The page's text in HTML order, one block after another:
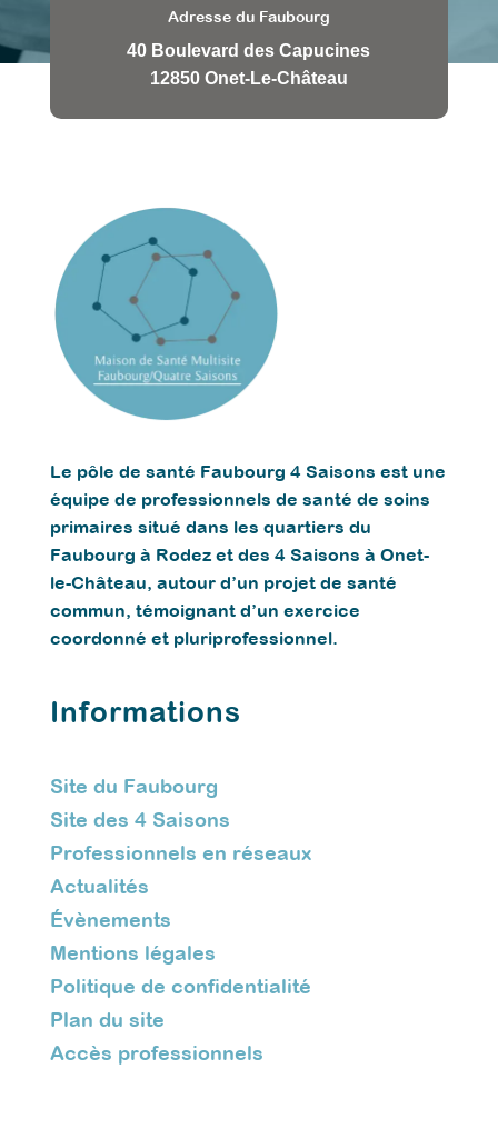
Adresse du Faubourg
40 Boulevard des Capucines
12850 Onet-Le-Château
Le pôle de santé Faubourg 4 Saisons est une
équipe de professionnels de santé de soins
primaires situé dans les quartiers du
Faubourg à Rodez et des 4 Saisons à Onet-
le-Château, autour d’un projet de santé
commun, témoignant d’un exercice
coordonné et pluriprofessionnel.
Informations
Site du Faubourg
Site des 4 Saisons
Professionnels en réseaux
Actualités
Évènements
Mentions légales
Politique de confidentialité
Plan du site
Accès professionnels